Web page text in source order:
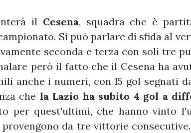
il Cesena, squadra che è
Si può parlare di sfida al
seconda e terza con soli tre
però il fatto che il Cesena ha
anche i numeri, con 15 gol segnati
che la Lazio ha subito 4 gol a
per quest'ultimi, che hanno vinto
da tre vittorie